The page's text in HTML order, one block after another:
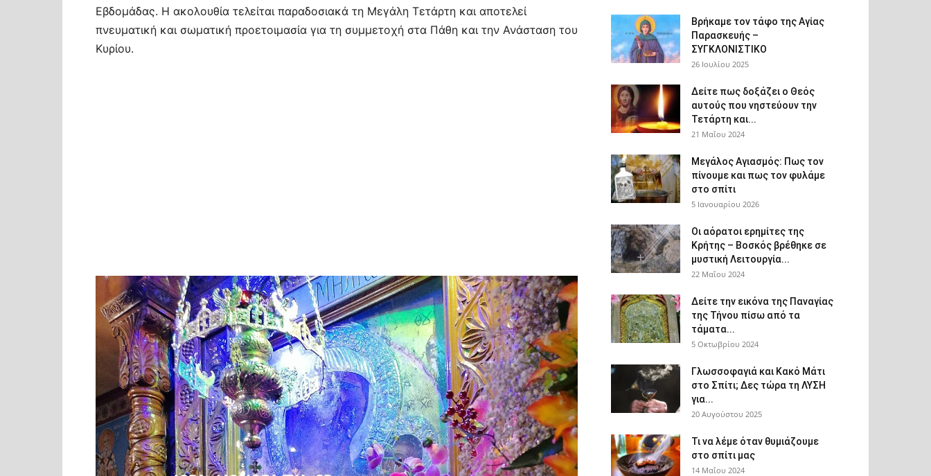
Εβδομάδας. Η ακολουθία τελείται παραδοσιακά τη Μεγάλη Τετάρτη και αποτελεί
πνευματική και σωματική προετοιμασία για τη συμμετοχή στα Πάθη και την Ανάσταση του
Κυρίου.
Βρήκαμε τον τάφο της Αγίας
Παρασκευής –
ΣΥΓΚΛΟΝΙΣΤΙΚΟ
26 Ιουλίου 2025
Δείτε πως δοξάζει ο Θεός
αυτούς που νηστεύουν την
Τετάρτη και...
21 Μαΐου 2024
Μεγάλος Αγιασμός: Πως τον
πίνουμε και πως τον φυλάμε
στο σπίτι
5 Ιανουαρίου 2026
Οι αόρατοι ερημίτες της
Κρήτης – Βοσκός βρέθηκε σε
μυστική Λειτουργία...
22 Μαΐου 2024
Δείτε την εικόνα της Παναγίας
της Τήνου πίσω από τα
τάματα...
5 Οκτωβρίου 2024
Γλωσσοφαγιά και Κακό Μάτι
στο Σπίτι; Δες τώρα τη ΛΥΣΗ
για...
20 Αυγούστου 2025
Τι να λέμε όταν θυμιάζουμε
στο σπίτι μας
14 Μαΐου 2024